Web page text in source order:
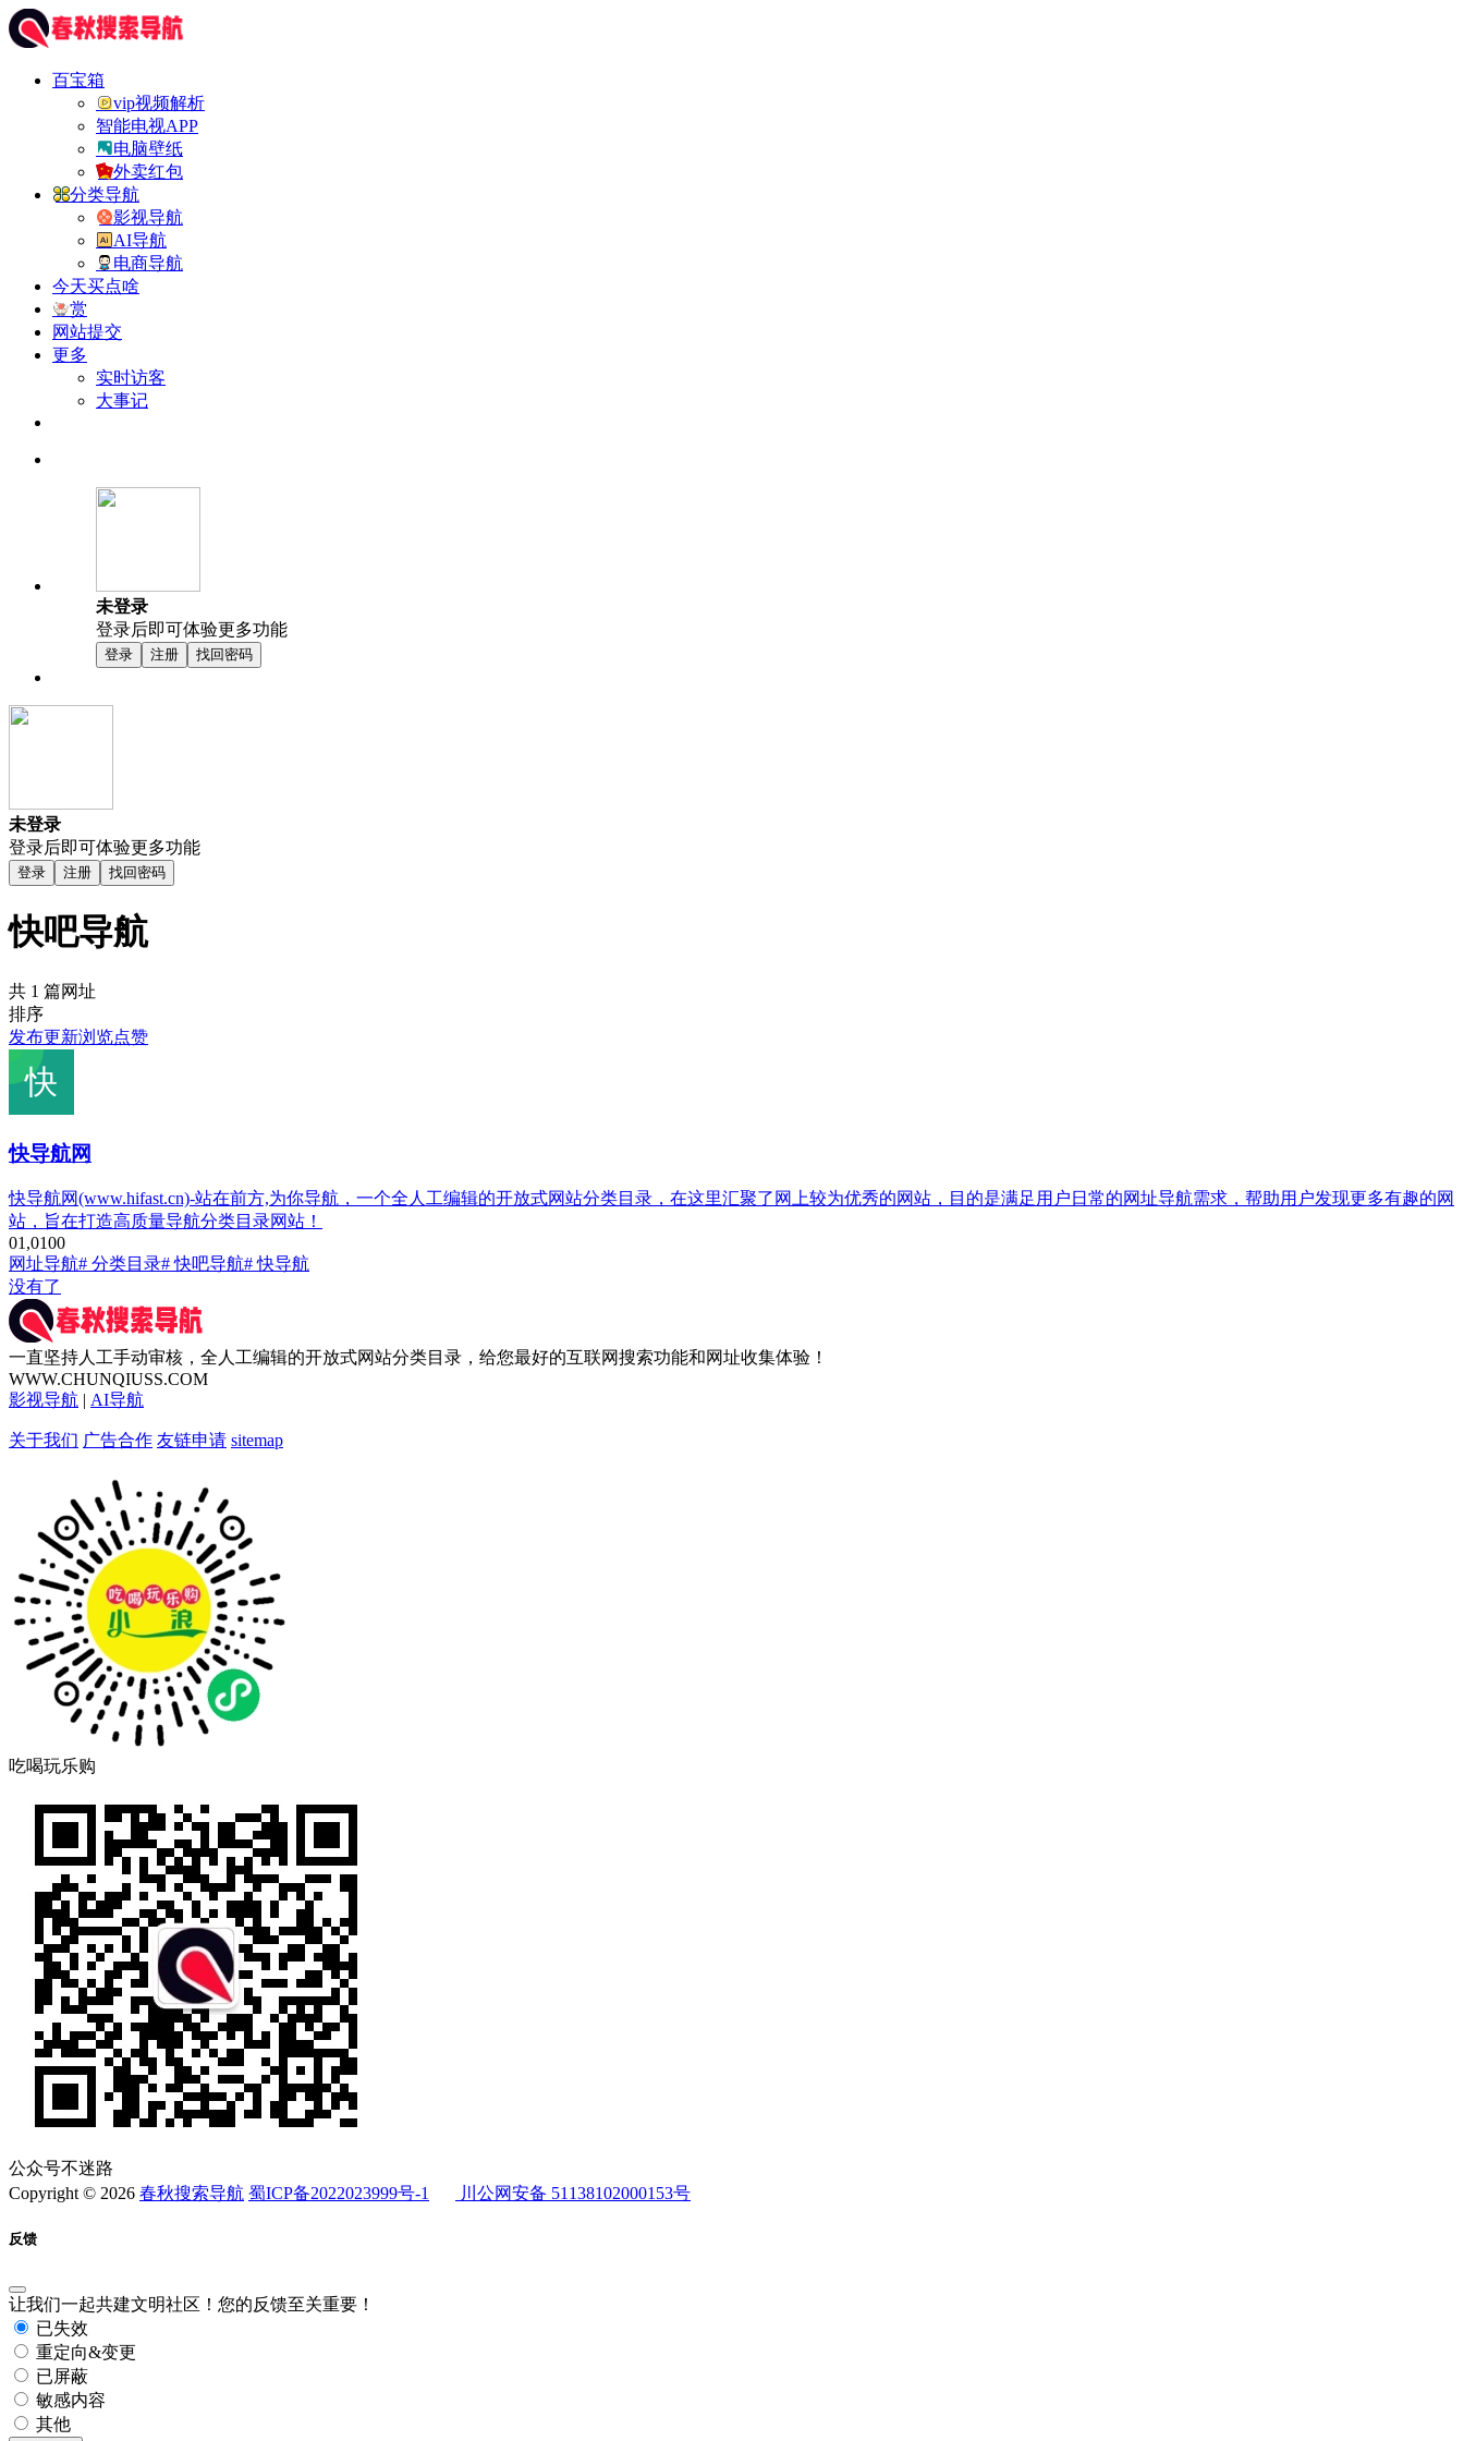
百宝箱
vip视频解析
智能电视APP
电脑壁纸
外卖红包
分类导航
影视导航
AI导航
电商导航
今天买点啥
赏
网站提交
更多
实时访客
大事记
未登录
登录后即可体验更多功能
登录 注册 找回密码
未登录
登录后即可体验更多功能
登录 注册 找回密码
快吧导航
共 1 篇网址
排序
发布更新浏览点赞
快导航网
快导航网(www.hifast.cn)-站在前方,为你导航，一个全人工编辑的开放式网站分类目录，在这里汇聚了网上较为优秀的网站，目的是满足用户日常的网址导航需求，帮助用户发现更多有趣的网
站，旨在打造高质量导航分类目录网站！
01,0100
网址导航# 分类目录# 快吧导航# 快导航
没有了
一直坚持人工手动审核，全人工编辑的开放式网站分类目录，给您最好的互联网搜索功能和网址收集体验！
WWW.CHUNQIUSS.COM
影视导航 | AI导航
关于我们 广告合作 友链申请 sitemap
吃喝玩乐购
公众号不迷路
Copyright © 2026 春秋搜索导航 蜀ICP备2022023999号-1 川公网安备 51138102000153号
反馈
让我们一起共建文明社区！您的反馈至关重要！
已失效
重定向&变更
已屏蔽
敏感内容
其他